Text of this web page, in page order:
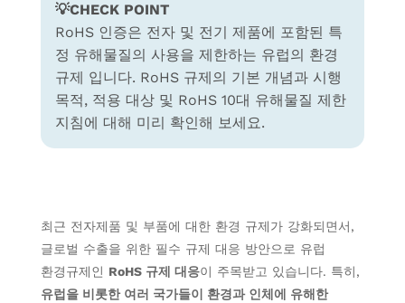
💡CHECK POINT
RoHS 인증은 전자 및 전기 제품에 포함된 특
정 유해물질의 사용을 제한하는 유럽의 환경
규제 입니다. RoHS 규제의 기본 개념과 시행
목적, 적용 대상 및 RoHS 10대 유해물질 제한
지침에 대해 미리 확인해 보세요.
최근 전자제품 및 부품에 대한 환경 규제가 강화되면서,
글로벌 수출을 위한 필수 규제 대응 방안으로 유럽
환경규제인 RoHS 규제 대응이 주목받고 있습니다. 특히,
유럽을 비롯한 여러 국가들이 환경과 인체에 유해한